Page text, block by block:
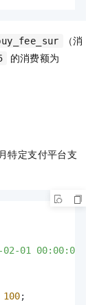
（消
的消费额为
月特定支付平台支
02-01 00:00:00'
100;